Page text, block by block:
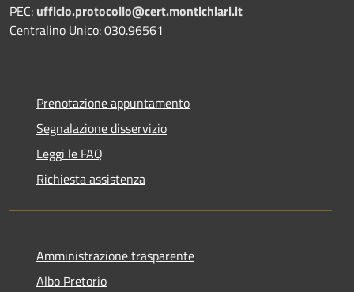
PEC: ufficio.protocollo@cert.montichiari.it
Centralino Unico: 030.96561
Prenotazione appuntamento
Segnalazione disservizio
Leggi le FAQ
Richiesta assistenza
Amministrazione trasparente
Albo Pretorio